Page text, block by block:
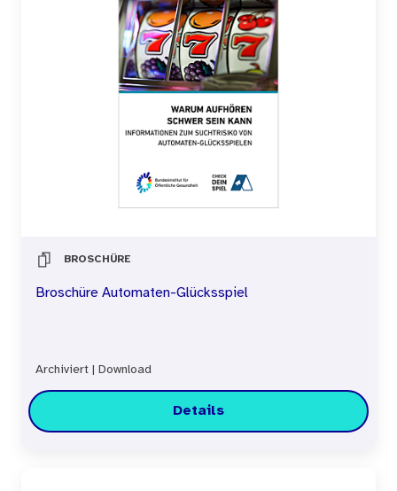
BROSCHÜRE
Broschüre Automaten-Glücksspiel
Archiviert Download
Details